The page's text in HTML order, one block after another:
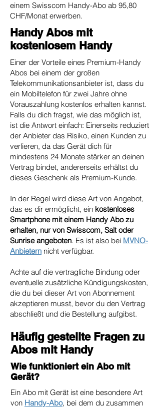
einem Swisscom Handy-Abo ab 95,80
CHF/Monat erwerben.
Handy Abos mit
kostenlosem Handy
Einer der Vorteile eines Premium-Handy
Abos bei einem der großen
Telekommunikationsanbieter ist, dass du
ein Mobiltelefon für zwei Jahre ohne
Vorauszahlung kostenlos erhalten kannst.
Falls du dich fragst, wie das möglich ist,
ist die Antwort einfach: Einerseits reduziert
der Anbieter das Risiko, einen Kunden zu
verlieren, da das Gerät dich für
mindestens 24 Monate stärker an deinen
Vertrag bindet, andererseits erhältst du
dieses Geschenk als Premium-Kunde.
In der Regel wird diese Art von Angebot,
das es dir ermöglicht, ein kostenloses
Smartphone mit einem Handy Abo zu
erhalten, nur von Swisscom, Salt oder
Sunrise angeboten. Es ist also bei MVNO-
Anbietern nicht verfügbar.
Achte auf die vertragliche Bindung oder
eventuelle zusätzliche Kündigungskosten,
die du bei dieser Art von Abonnement
akzeptieren musst, bevor du den Vertrag
abschließt und die Bestellung aufgibst.
Häufig gestellte Fragen zu
Abos mit Handy
Wie funktioniert ein Abo mit
Gerät?
Ein Abo mit Gerät ist eine besondere Art
von Handy-Abo, bei dem du zusammen